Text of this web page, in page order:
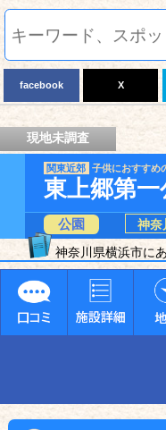
facebook X
現地未調査
関東近郊 子供におすすめ
東上郷第一
公園
神奈
神奈川県横浜市に